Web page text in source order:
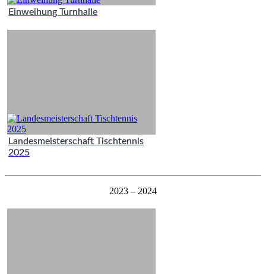
Einweihung Turnhalle
Landesmeisterschaft Tischtennis
2025
2023 – 2024